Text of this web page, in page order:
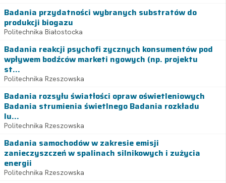
Badania przydatności wybranych substratów do
produkcji biogazu
Politechnika Białostocka
Badania reakcji psychofi zycznych konsumentów pod
wpływem bodźców marketi ngowych (np. projektu
st...
Politechnika Rzeszowska
Badania rozsyłu światłości opraw oświetleniowych
Badania strumienia świetlnego Badania rozkładu
lu...
Politechnika Rzeszowska
Badania samochodów w zakresie emisji
zanieczyszczeń w spalinach silnikowych i zużycia
energii
Politechnika Rzeszowska